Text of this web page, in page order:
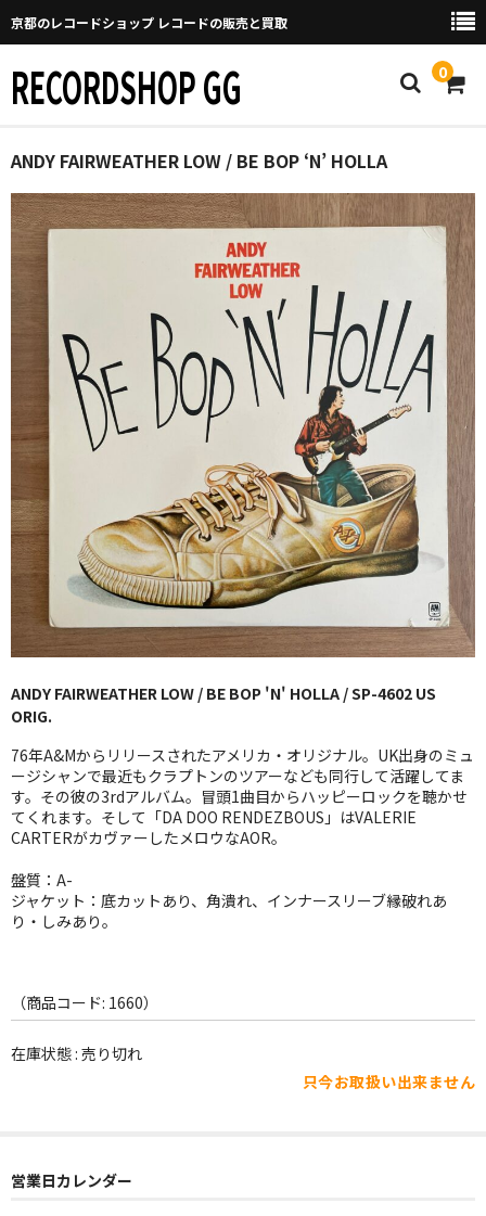
京都のレコードショップ レコードの販売と買取
RECORDSHOP GG 0
Home
マイページ
取り置きなどについて
Categories
New Arrivals
GG RECORD （当店のレーベル）
全商品
JAZZ-US
BLUE NOTE
JAZZ-EU
JAZZ-JP
JAZZ-VOCAL
J-POP
ROCK
FOLK,SSW
その他
7INC
ANDY FAIRWEATHER LOW / BE BOP ‘N’ HOLLA
ANDY FAIRWEATHER LOW / BE BOP 'N' HOLLA / SP-4602 US
ORIG.
76年A&Mからリリースされたアメリカ・オリジナル。UK出身のミュ
ージシャンで最近もクラプトンのツアーなども同行して活躍してま
す。その彼の3rdアルバム。冒頭1曲目からハッピーロックを聴かせ
てくれます。そして「DA DOO RENDEZBOUS」はVALERIE
CARTERがカヴァーしたメロウなAOR。
盤質：A-
ジャケット：底カットあり、角潰れ、インナースリーブ縁破れあ
り・しみあり。
（商品コード: 1660）
在庫状態 : 売り切れ
只今お取扱い出来ません
営業日カレンダー